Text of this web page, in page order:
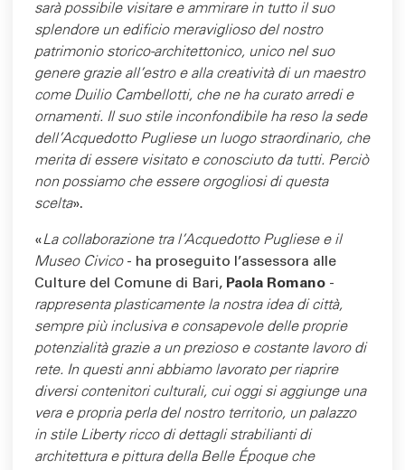
sarà possibile visitare e ammirare in tutto il suo
splendore un edificio meraviglioso del nostro
patrimonio storico-architettonico, unico nel suo
genere grazie all’estro e alla creatività di un maestro
come Duilio Cambellotti, che ne ha curato arredi e
ornamenti. Il suo stile inconfondibile ha reso la sede
dell’Acquedotto Pugliese un luogo straordinario, che
merita di essere visitato e conosciuto da tutti. Perciò
non possiamo che essere orgogliosi di questa
scelta».
«La collaborazione tra l’Acquedotto Pugliese e il
Museo Civico- ha proseguito l’assessora alle
Culture del Comune di Bari, Paola Romano -
rappresenta plasticamente la nostra idea di città,
sempre più inclusiva e consapevole delle proprie
potenzialità grazie a un prezioso e costante lavoro di
rete. In questi anni abbiamo lavorato per riaprire
diversi contenitori culturali, cui oggi si aggiunge una
vera e propria perla del nostro territorio, un palazzo
in stile Liberty ricco di dettagli strabilianti di
architettura e pittura della Belle Époque che